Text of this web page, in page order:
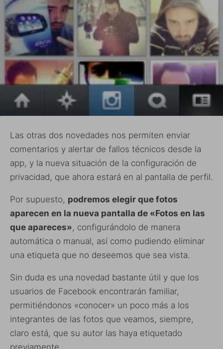
Las otras dos novedades nos permiten enviar
comentarios y alertar de fallos técnicos desde la
app, y la nueva situación de la configuración de
privacidad, que ahora estará en al pantalla de perfil.
Por supuesto, podremos elegir que fotos
aparecen en la nueva pantalla de «Fotos en las
que apareces», configurándolo de manera
automática o manual, así como pudiendo eliminar
una etiqueta que no deseemos que sea vista.
Sin duda es una novedad bastante útil y que los
usuarios de Facebook encontrarán familiar,
permitiéndonos «conocer» un poco más a los
integrantes de las fotos que veamos, siempre,
claro está, que su autor las haya etiquetado